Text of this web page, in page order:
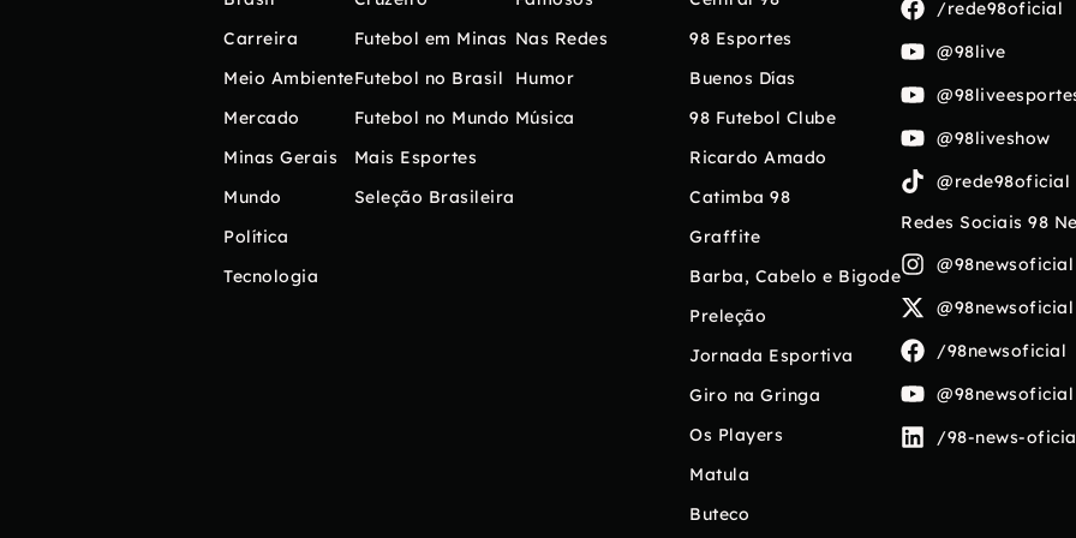
Carreira
Meio Ambiente
Mercado
Minas Gerais
Mundo
Política
Tecnologia
Futebol em Minas
Futebol no Brasil
Futebol no Mundo
Mais Esportes
Seleção Brasileira
Nas Redes
Humor
Música
98 Esportes
Buenos Días
98 Futebol Clube
Ricardo Amado
Catimba 98
Graffite
Barba, Cabelo e Bigode
Preleção
Jornada Esportiva
Giro na Gringa
Os Players
Matula
Buteco
/rede98oficial
@98live
@98liveshow
@rede98oficial
Redes Sociais 98
@98newsoficial
@98newsoficial
/98newsoficial
@98newsoficial
/98-news-